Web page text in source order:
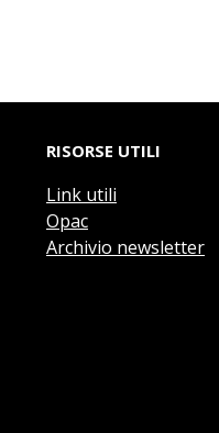
RISORSE UTILI
Link utili
Opac
Archivio newsletter